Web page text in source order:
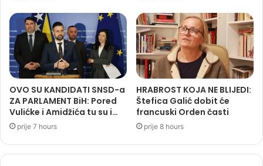
OVO SU KANDIDATI SNSD-a
ZA PARLAMENT BiH: Pored
Vulićke i Amidžića tu su i…
prije 7 hours
HRABROST KOJA NE BLIJEDI:
Štefica Galić dobit će
francuski Orden časti
prije 8 hours